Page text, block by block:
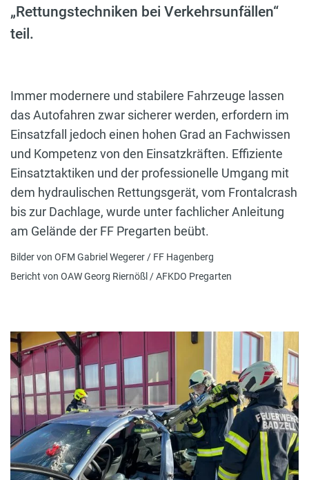
„Rettungstechniken bei Verkehrsunfällen“
teil.
Immer modernere und stabilere Fahrzeuge lassen
das Autofahren zwar sicherer werden, erfordern im
Einsatzfall jedoch einen hohen Grad an Fachwissen
und Kompetenz von den Einsatzkräften. Effiziente
Einsatztaktiken und der professionelle Umgang mit
dem hydraulischen Rettungsgerät, vom Frontalcrash
bis zur Dachlage, wurde unter fachlicher Anleitung
am Gelände der FF Pregarten beübt.
Bilder von OFM Gabriel Wegerer / FF Hagenberg
Bericht von OAW Georg Riernößl / AFKDO Pregarten